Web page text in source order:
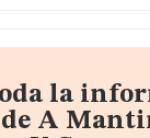
la
A